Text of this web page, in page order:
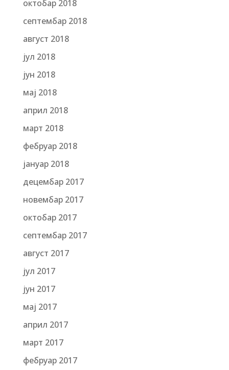
октобар 2018
септембар 2018
август 2018
јул 2018
јун 2018
мај 2018
април 2018
март 2018
фебруар 2018
јануар 2018
децембар 2017
новембар 2017
октобар 2017
септембар 2017
август 2017
јул 2017
јун 2017
мај 2017
април 2017
март 2017
фебруар 2017